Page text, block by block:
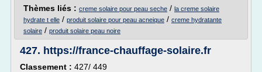
Thèmes liés : creme solaire pour peau seche / la creme solaire
hydrate t elle / produit solaire pour peau acneique / creme hydratante
solaire / produit solaire peau noire
427. https://france-chauffage-solaire.fr
Classement : 427/ 449